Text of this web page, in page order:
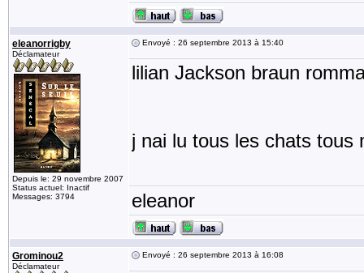
eleanorrigby
Déclamateur
Depuis le: 29 novembre 2007
Status actuel: Inactif
Messages: 3794
Envoyé : 26 septembre 2013 à 15:40
lilian Jackson braun
j nai lu tous les chats tous
eleanor
Grominou2
Déclamateur
Envoyé : 26 septembre 2013 à 16:08